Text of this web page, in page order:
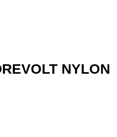
NYLON